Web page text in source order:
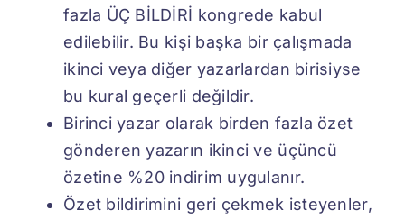
fazla ÜÇ BİLDİRİ kongrede kabul
edilebilir. Bu kişi başka bir çalışmada
ikinci veya diğer yazarlardan birisiyse
bu kural geçerli değildir.
Birinci yazar olarak birden fazla özet
gönderen yazarın ikinci ve üçüncü
özetine %20 indirim uygulanır.
Özet bildirimini geri çekmek isteyenler,